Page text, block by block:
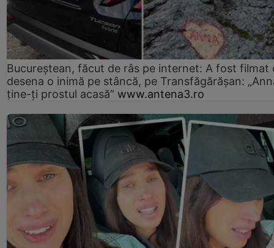
Bucureștean, făcut de râs pe internet: A fost filmat
desena o inimă pe stâncă, pe Transfăgărășan:
ține-ți prostul acasă” www.antena3.ro